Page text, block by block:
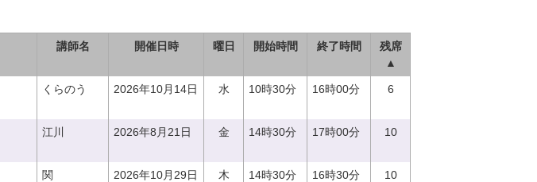
講師名 開催日時 曜日 開始時間 終了時間
残席
▲
くらのう 2026年10月14日 水 10時30分 16時00分 6
江川 2026年8月21日 金 14時30分 17時00分 10
関 2026年10月29日 木 14時30分 16時30分 10